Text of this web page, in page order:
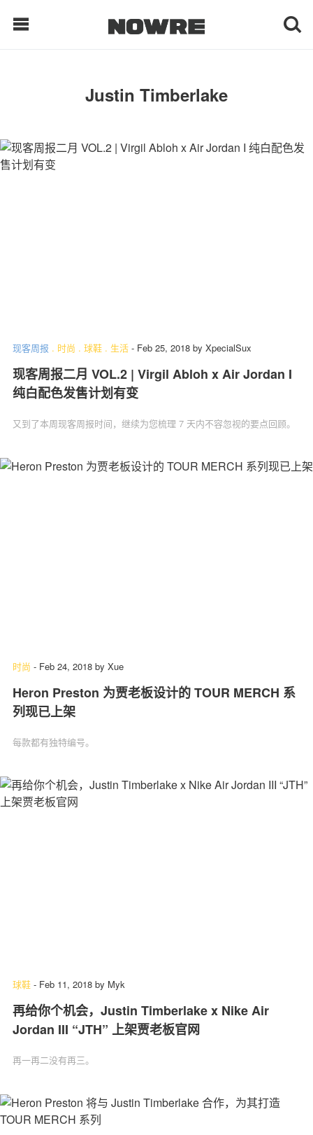
每日鲜榨
现客视点
关于我们
Justin Timberlake
现客周报 . 时尚 . 球鞋 . 生活 - Feb 25, 2018 by XpecialSux
现客周报二月 VOL.2 | Virgil Abloh x Air Jordan I
纯白配色发售计划有变
又到了本周现客周报时间，继续为您梳理 7 天内不容忽视的要点回顾。
时尚 - Feb 24, 2018 by Xue
Heron Preston 为贾老板设计的 TOUR MERCH 系
列现已上架
每款都有独特编号。
球鞋 - Feb 11, 2018 by Myk
再给你个机会，Justin Timberlake x Nike Air
Jordan III “JTH” 上架贾老板官网
再一再二没有再三。